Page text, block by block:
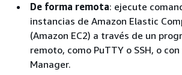
De forma remota: ejecute
instancias de Amazon Elastic
(Amazon EC2) a través de un
remoto, como PuTTY o SSH, o con
Manager.